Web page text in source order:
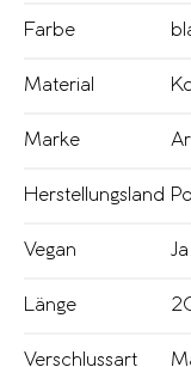
Farbe
Material
Marke
Herstellungsland
Vegan Ja
Länge
Verschlussart